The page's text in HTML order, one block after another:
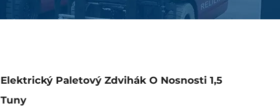
Elektrický Paletový Zdvihák O Nosnosti 1,5
Tuny